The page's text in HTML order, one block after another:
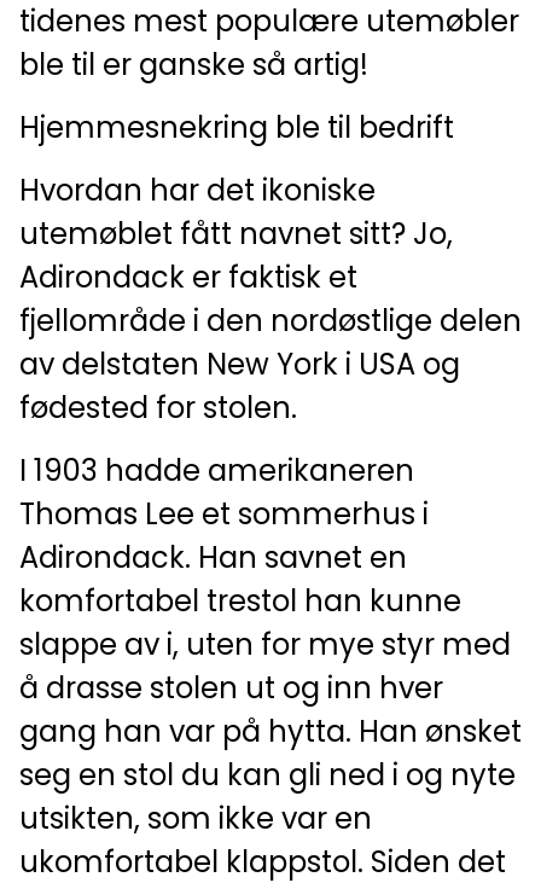
tidenes mest populære utemøbler
ble til er ganske så artig!
Hjemmesnekring ble til bedrift
Hvordan har det ikoniske
utemøblet fått navnet sitt? Jo,
Adirondack er faktisk et
fjellområde i den nordøstlige delen
av delstaten New York i USA og
fødested for stolen.
I 1903 hadde amerikaneren
Thomas Lee et sommerhus i
Adirondack. Han savnet en
komfortabel trestol han kunne
slappe av i, uten for mye styr med
å drasse stolen ut og inn hver
gang han var på hytta. Han ønsket
seg en stol du kan gli ned i og nyte
utsikten, som ikke var en
ukomfortabel klappstol. Siden det